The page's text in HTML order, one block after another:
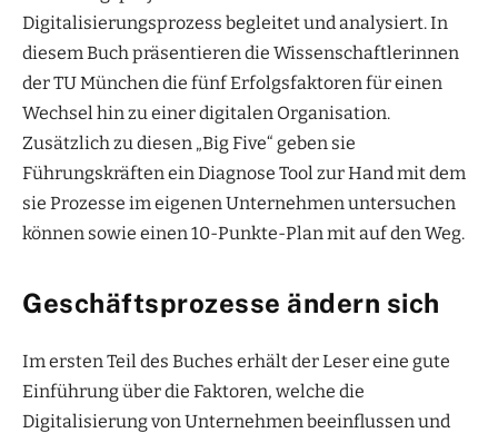
Digitalisierungsprozess begleitet und analysiert. In
diesem Buch präsentieren die Wissenschaftlerinnen
der TU München die fünf Erfolgsfaktoren für einen
Wechsel hin zu einer digitalen Organisation.
Zusätzlich zu diesen „Big Five“ geben sie
Führungskräften ein Diagnose Tool zur Hand mit dem
sie Prozesse im eigenen Unternehmen untersuchen
können sowie einen 10-Punkte-Plan mit auf den Weg.
Geschäftsprozesse ändern sich
Im ersten Teil des Buches erhält der Leser eine gute
Einführung über die Faktoren, welche die
Digitalisierung von Unternehmen beeinflussen und